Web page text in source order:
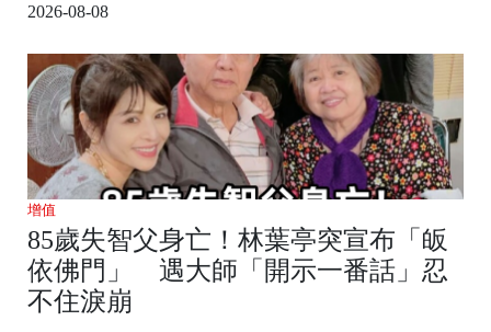
2026-08-08
增值
85歲失智父身亡！林葉亭突宣布「皈
依佛門」 遇大師「開示一番話」忍
不住淚崩